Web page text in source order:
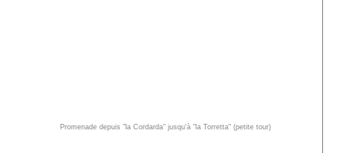
Promenade depuis "la Cordarda" jusqu'à "la Torretta" (petite tour)